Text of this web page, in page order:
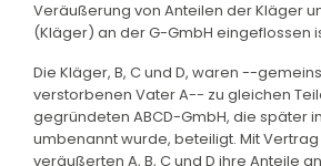
Veräußerung von Anteilen der Kläger
(Kläger) an der G-GmbH eingeflossen
Die Kläger, B, C und D, waren --
verstorbenen Vater A-- zu gleichen
gegründeten ABCD-GmbH, die später
umbenannt wurde, beteiligt. Mit Vertrag
veräußerten A, B, C und D ihre Anteile